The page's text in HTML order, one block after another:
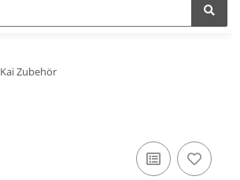
Kai Zubehör